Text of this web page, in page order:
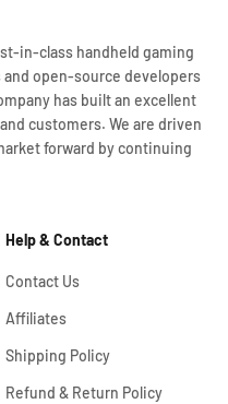
in-class handheld gaming
open-source developers
has built an excellent
customers. We are driven
forward by continuing
Help & Contact
Contact Us
Affiliates
Shipping Policy
Refund & Return Policy